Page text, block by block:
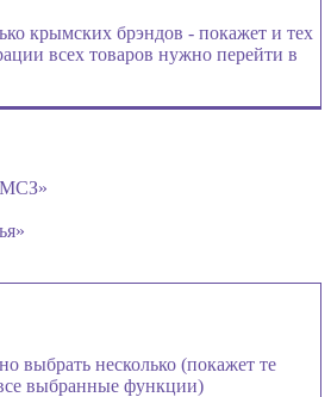
крымских брэндов - покажет и тех
всех товаров нужно перейти в
выбрать несколько (покажет те
выбранные функции)